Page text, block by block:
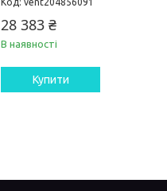
28 383 ₴
В наявності
Купити